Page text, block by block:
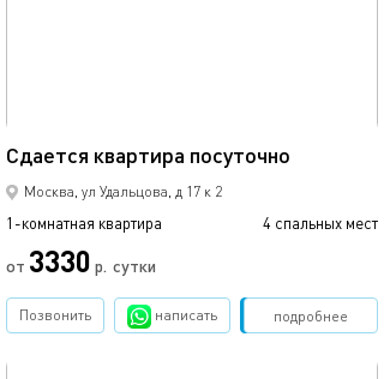
Сдаетcя квaртиpа пoсуточно
Москва, ул Удальцова, д 17 к 2
1-комнатная квартира 4 спальных мест
от 3330 р. сутки
подробнее
Позвонить написать Забронировать